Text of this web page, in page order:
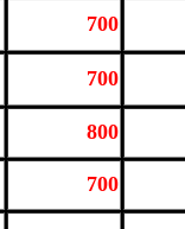
700
700
800
700